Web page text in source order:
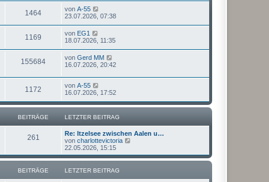
1464 von A-55
23.07.2026, 07:38
1169 von EG1
18.07.2026, 11:35
155684 von Gerd MM
16.07.2026, 20:42
1172 von A-55
16.07.2026, 17:52
BEITRÄGE LETZTER BEITRAG
261
Re: Itzelsee zwischen Aalen u…
von charlottevictoria
u
e
22.05.2026, 15:15
BEITRÄGE LETZTER BEITRAG